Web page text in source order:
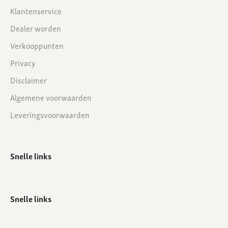
Klantenservice
Dealer worden
Verkooppunten
Privacy
Disclaimer
Algemene voorwaarden
Leveringsvoorwaarden
Snelle links
Snelle links